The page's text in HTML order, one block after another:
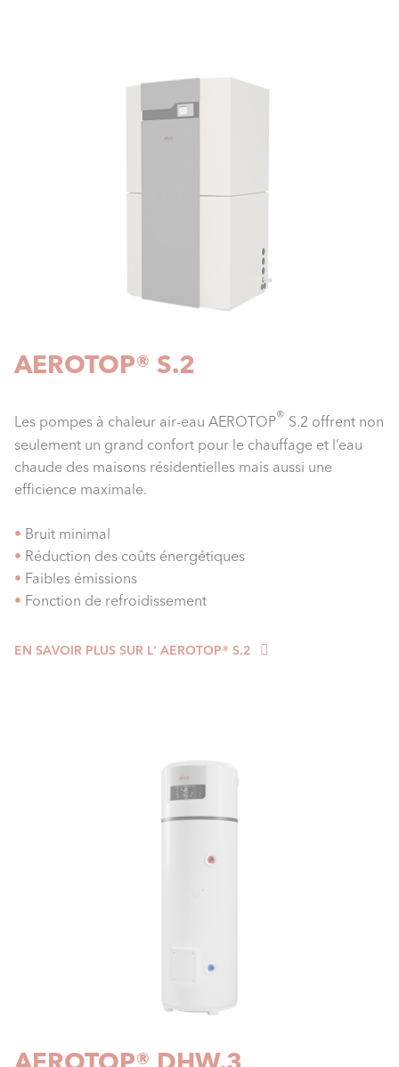
AEROTOP® S.2
Les pompes à chaleur air-eau AEROTOP® S.2 offrent non
seulement un grand confort pour le chauffage et l’eau
chaude des maisons résidentielles mais aussi une
efficience maximale.
• Bruit minimal
• Réduction des coûts énergétiques
• Faibles émissions
• Fonction de refroidissement
EN SAVOIR PLUS SUR L' AEROTOP® S.2